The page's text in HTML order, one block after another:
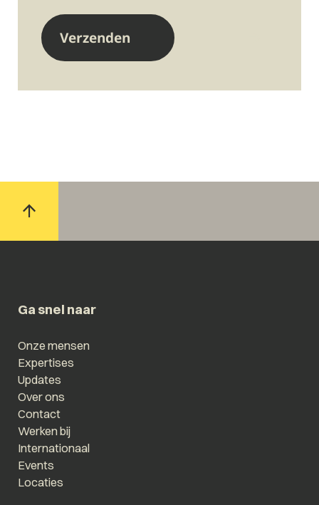
Ga snel naar
Onze mensen
Expertises
Updates
Over ons
Contact
Werken bij
Internationaal
Events
Locaties